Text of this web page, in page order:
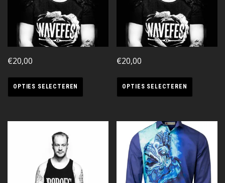
€20,00
OPTIES SELECTEREN
€20,00
OPTIES SELECTEREN